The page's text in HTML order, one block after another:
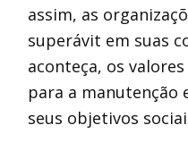
assim, as
superávit em suas
aconteça, os
para a manutenção
seus objetivos